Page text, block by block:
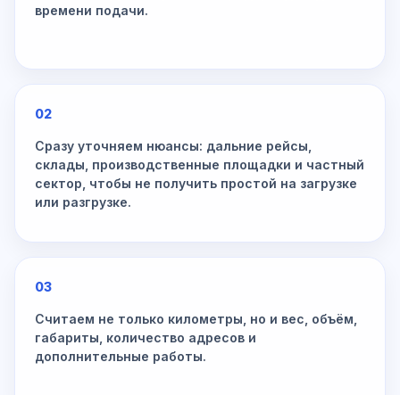
времени подачи.
02
Сразу уточняем нюансы: дальние рейсы,
склады, производственные площадки и частный
сектор, чтобы не получить простой на загрузке
или разгрузке.
03
Считаем не только километры, но и вес, объём,
габариты, количество адресов и
дополнительные работы.